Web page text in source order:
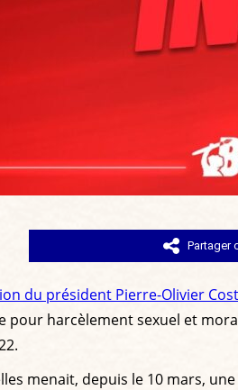
Partager
du président Pierre-Olivier
harcèlement sexuel et
menait, depuis le 10 mars,